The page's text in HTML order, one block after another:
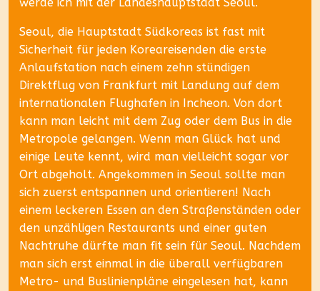
Seoul, die Hauptstadt Südkoreas ist fast mit
Sicherheit für jeden Koreareisenden die erste
Anlaufstation nach einem zehn stündigen
Direktflug von Frankfurt mit Landung auf dem
internationalen Flughafen in Incheon. Von dort
kann man leicht mit dem Zug oder dem Bus in die
Metropole gelangen. Wenn man Glück hat und
einige Leute kennt, wird man vielleicht sogar vor
Ort abgeholt. Angekommen in Seoul sollte man
sich zuerst entspannen und orientieren! Nach
einem leckeren Essen an den Straßenständen oder
den unzähligen Restaurants und einer guten
Nachtruhe dürfte man fit sein für Seoul. Nachdem
man sich erst einmal in die überall verfügbaren
Metro- und Buslinienpläne eingelesen hat, kann